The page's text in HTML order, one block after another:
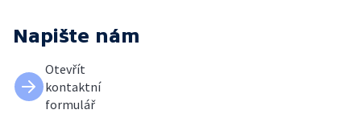
Napište nám
Otevřít
kontaktní
formulář